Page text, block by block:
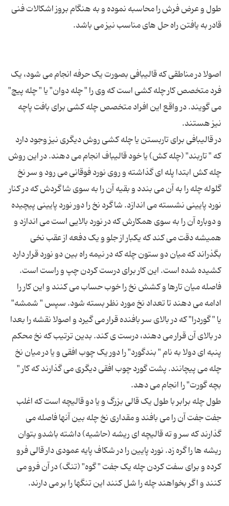
طول و عرض فرش را محاسبه نموده و به هنگام بروز اشكالات فنی
اصولا در مناطقی که قالیبافی بصورت یک حرفه انجام می شود، یک
فرد متخصص کار چله کشی است که وی را " چله دوان" یا " چله پیچ"
می گویند. در واقع این افراد متخصص چله کشی برای بافت پاچه
در قالیبافی برای تاربستن یا چله کشی روش دیگری نیز وجود دارد
که " تاربند" (چله کش) یا خود قالیباف انجام می دهند. در این روش
چله کش ابتدا پله ای گذاشته و روی نورد فوقانی می رود و سر نخ
گلوله چله را به آن می بندد و بقیه آن را به سوی شاگردش که در کنار
نورد پایینی نشسته می اندازد. شاگرد نخ را دور نورد پایینی پیچیده
و دوباره آن را به سوی همکارش که در نورد بالایی است می اندازد و
همیشه دقت می کند که یکبار از جلو و یک دفعه از عقب نخی
بگذراند که میان دو ستون چله که در نیمه راه بین دو نورد قرار دارد
کشیده شده است. این کار برای درست کردن چپ و راست است.
فاصله میان تارها و کشش نخ را خوب حساب می کنند و این کار را
ادامه می دهند تا تعداد نخ مورد نظر بسته شود. سپس " شمشه"
یا " گوردرا" که در بالای سر بافنده قرار می گیرد و اصولا نقشه را بعدا
در بالای آن قرار می دهند، درست ی کند. بدین ترتیب که نخ محکم
پنبه ای دولا به نام " بندگورد" را دور یک چوب افقی و یا در میان نخ
چله می پیچانند. پشت گورد چوب افقی دیگری می گذارند که کار "
طول چله برابر با طول یک قالی بزرگ و یا دو قالیچه است که اغلب
جفت جفت آن را می بافند و مقداری نخ چله بین آنها فاصله می
گذارند که سر و ته قالیچه ای ریشه (حاشیه) داشته باشدو بتوان
ریشه ها را گره زد. نورد پایین را در شکاف پایه عمودی دار قالی فرو
کرده و برای سفت کردن چله یک جفت " گوه" (تنگ) در آن فرو می